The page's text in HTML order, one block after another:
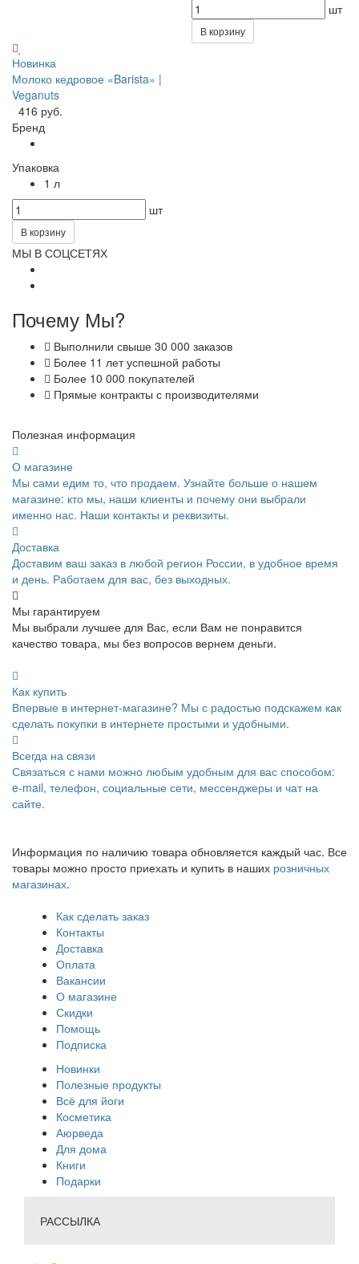
шт
В корзину
Новинка
Молоко кедровое «Barista» |
Veganuts
416 руб.
Бренд
Упаковка
1 л
шт
В корзину
МЫ В СОЦСЕТЯХ
Почему Мы?
Выполнили свыше 30 000 заказов
Более 11 лет успешной работы
Более 10 000 покупателей
Прямые контракты с производителями
Полезная информация
О магазине
Мы сами едим то, что продаем. Узнайте больше о нашем
магазине: кто мы, наши клиенты и почему они выбрали
именно нас. Наши контакты и реквизиты.
Доставка
Доставим ваш заказ в любой регион России, в удобное время
и день. Работаем для вас, без выходных.
Мы гарантируем
Мы выбрали лучшее для Вас, если Вам не понравится
качество товара, мы без вопросов вернем деньги.
Как купить
Впервые в интернет-магазине? Мы с радостью подскажем как
сделать покупки в интернете простыми и удобными.
Всегда на связи
Связаться с нами можно любым удобным для вас способом:
e-mail, телефон, социальные сети, мессенджеры и чат на
сайте.
Информация по наличию товара обновляется каждый час. Все
товары можно просто приехать и купить в наших розничных
магазинах.
Как сделать заказ
Контакты
Доставка
Оплата
Вакансии
О магазине
Скидки
Помощь
Подписка
Новинки
Полезные продукты
Всё для йоги
Косметика
Аюрведа
Для дома
Книги
Подарки
РАССЫЛКА